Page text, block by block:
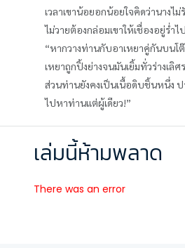
เวลาเขาน้อยอกน้อยใจคิดว่านางไม่
ไม่วายต้องกล่อมเขาให้เชื่องอยู่ร่ำไป
“หากวางท่านกับอาเหยาคู่กันบนโ
เหยาถูกปิ้งย่างจนมันเยิ้มทั่วร่างเลิศ
ส่วนท่านยังคงเป็นเนื้อดิบชิ้นหนึ่ง ป
ไปหาท่านแต่ผู้เดียว!”
เล่มนี้ห้ามพลาด
There was an error